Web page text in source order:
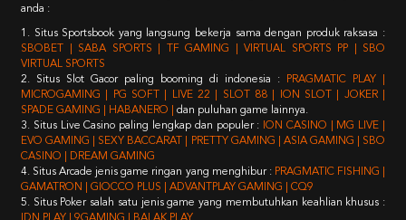
anda :
1. Situs Sportsbook yang langsung bekerja sama dengan produk raksasa :
SBOBET | SABA SPORTS | TF GAMING | VIRTUAL SPORTS PP | SBO
VIRTUAL SPORTS
2. Situs Slot Gacor paling booming di indonesia :
PRAGMATIC PLAY |
MICROGAMING | PG SOFT | LIVE 22 | SLOT 88 | ION SLOT | JOKER |
SPADE GAMING | HABANERO |
dan puluhan game lainnya.
3. Situs Live Casino paling lengkap dan populer : ION CASINO | MG LIVE |
EVO GAMING | SEXY BACCARAT | PRETTY GAMING | ASIA GAMING | SBO
CASINO | DREAM GAMING
4. Situs Arcade jenis game ringan yang menghibur : PRAGMATIC FISHING |
GAMATRON | GIOCCO PLUS | ADVANTPLAY GAMING | CQ9
5. Situs Poker salah satu jenis game yang membutuhkan keahlian khusus :